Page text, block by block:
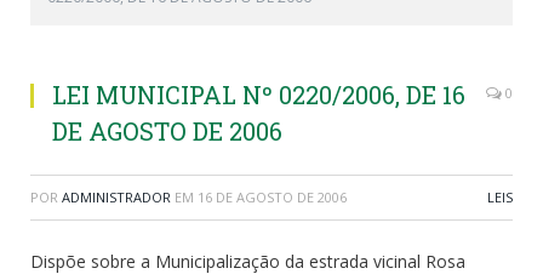
LEI MUNICIPAL Nº 0220/2006, DE 16
DE AGOSTO DE 2006
0
POR ADMINISTRADOR EM 16 DE AGOSTO DE 2006 LEIS
Dispõe sobre a Municipalização da estrada vicinal Rosa